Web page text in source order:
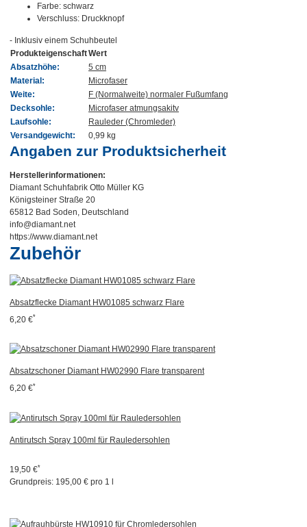
Farbe: schwarz
Verschluss: Druckknopf
- Inklusiv einem Schuhbeutel
ProdukteigenschaftWert
Absatzhöhe:
5 cm
Material:
Microfaser
Weite:
F (Normalweite) normaler Fußumfang
Decksohle:
Microfaser atmungsakitv
Laufsohle:
Rauleder (Chromleder)
Versandgewicht:
0,99 kg
Angaben zur Produktsicherheit
Herstellerinformationen:
Diamant Schuhfabrik Otto Müller KG
Königsteiner Straße 20
65812 Bad Soden, Deutschland
info@diamant.net
https://www.diamant.net
Zubehör
Absatzflecke Diamant HW01085 schwarz Flare
6,20 €*
Absatzschoner Diamant HW02990 Flare transparent
6,20 €*
Antirutsch Spray 100ml für Rauledersohlen
19,50 €*
Grundpreis: 195,00 € pro 1 l